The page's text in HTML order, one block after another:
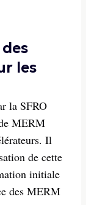
les
la SFRO
MERM
Il
de cette
initiale
des MERM